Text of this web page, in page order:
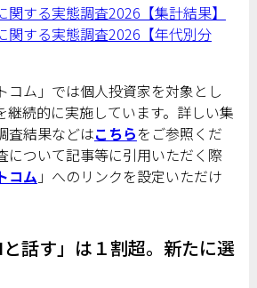
する実態調査2026【集計結果】
関する実態調査2026【年代別分
ム」では個人投資家を対象とし
継続的に実施しています。詳しい集
査結果などはこちらをご参照くだ
について記事等に引用いただく際
コム 」へのリンクを設定いただけ
話す」は１割超。新たに選